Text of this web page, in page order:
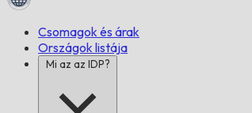
Csomagok és árak
Országok listája
Mi az az IDP?